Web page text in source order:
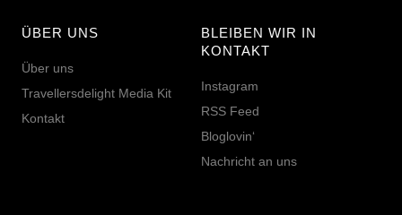
ÜBER UNS
Über uns
Travellersdelight Media Kit
Kontakt
BLEIBEN WIR IN
KONTAKT
Instagram
RSS Feed
Bloglovin‘
Nachricht an uns